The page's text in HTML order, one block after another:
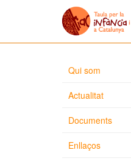
Qui som
Actualitat
Documents
Enllaços